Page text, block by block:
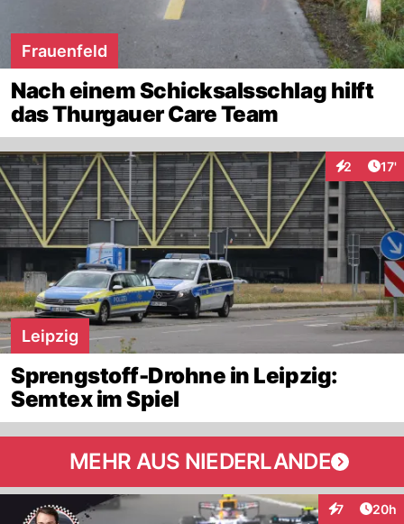
Frauenfeld
Nach einem Schicksalsschlag hilft
das Thurgauer Care Team
2 17'
Leipzig
Sprengstoff-Drohne in Leipzig:
Semtex im Spiel
MEHR AUS NIEDERLANDE
7
Interaktionen
20h